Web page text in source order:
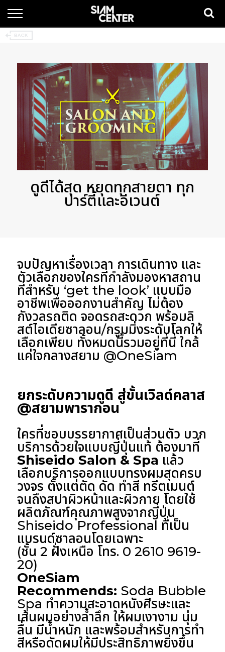
ดูดีได้สุด หยุดทุกสายตา ทุก
ปาร์ตี้และอีเวนต์
จบปัญหาเรื่องเวลา การเดินทาง และ
ตัวเลือกของใครที่กำลังมองหาสถาน
ที่สำหรับ ‘get the look’ แบบมือ
อาชีพเพื่อออกงานสำคัญ ไม่ต้อง
กังวลรถติด จอดรถสะดวก พร้อมลิ
สต์ไอเดียซาลอน/กรูมมิ่งระดับโลกให้
เลือกเพียบ ทั้งหมดนี้รวมอยู่ที่นี่ ใกล้
แค่ใจกลางสยาม @OneSiam
ยกระดับความดูดี สู่ขั้นเวิลด์คลาส
@สยามพารากอน
ใครที่ชอบบรรยากาศเป็นส่วนตัว บวก
บริการด้วยใจแบบญี่ปุ่นแท้ ต้องมาที่
Shiseido Salon & Spa แล้ว
เลือกบริการออกแบบทรงผมสุดครบ
วงจร ตั้งแต่ตัด ดัด ทำสี ทรีตเมนต์
จนถึงสปาผิวหน้าและผิวกาย โดยใช้
ผลิตภัณฑ์คุณภาพสูงจากญี่ปุ่น
Shiseido Professional ที่เป็น
แบรนด์ซาลอนโดยเฉพาะ
(ชั้น 2 ฝั่งเหนือ โทร. 0 2610 9619-
20)
OneSiam
Recommends: Soda Bubble
Spa ทำความสะอาดหนังศีรษะและ
เส้นผมอย่างล้ำลึก ให้ผมเงางาม นุ่ม
ลื่น มีน้ำหนัก และพร้อมสำหรับการทำ
สีหรือดัดผมให้มีประสิทธิภาพยิ่งขึ้น